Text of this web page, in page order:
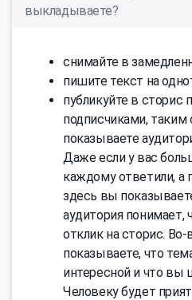
выкладываете?
снимайте в
пишите текст на
публикуйте в сторис
подписчиками,
показываете
Даже если у вас
каждому ответили, а
здесь вы
аудитория понимает,
отклик на сторис.
показываете, что
интересной и что вы
Человеку будет